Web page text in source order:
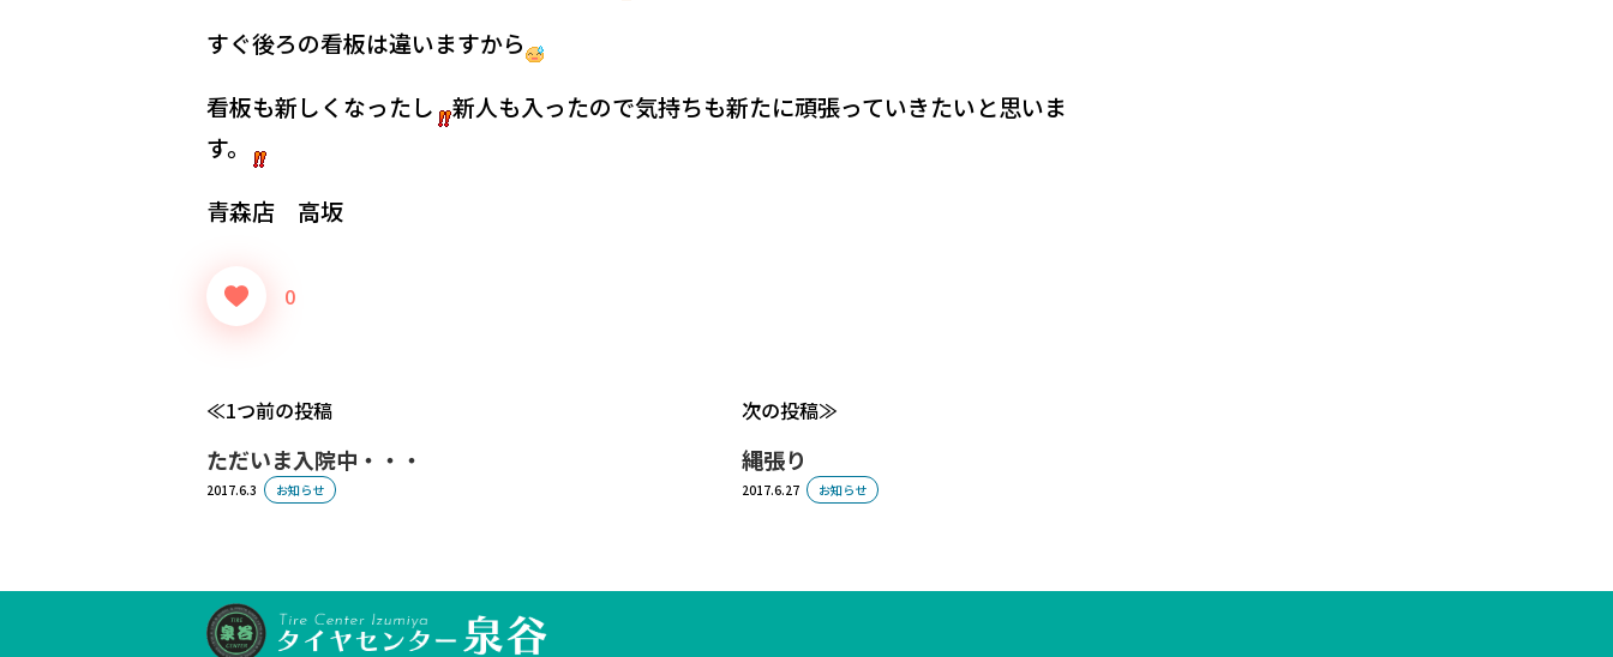
すぐ後ろの看板は違いますから
看板も新しくなったし
新人も入ったので気持ちも新たに頑張っていきたいと思いま
す。
青森店 高坂
0
1つ前の投稿
ただいま入院中・・・
2017.6.3 お知らせ
次の投稿
縄張り
2017.6.27 お知らせ